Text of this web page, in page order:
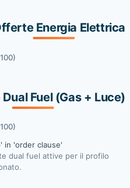
Energia Elettrica
Fuel (Gas + Luce)
in 'order clause'
dual fuel attive per il profilo